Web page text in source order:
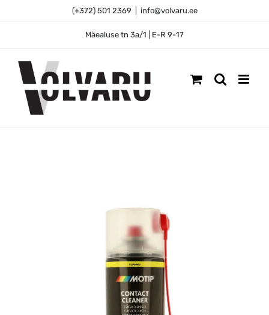
(+372) 501 2369 info@volvaru.ee
Mäealuse tn 3a/1 | E-R 9-17